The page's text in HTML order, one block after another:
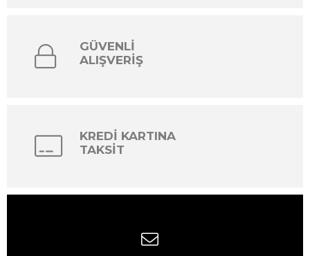
GÜVENLİ
ALIŞVERİŞ
KREDİ KARTINA
TAKSİT